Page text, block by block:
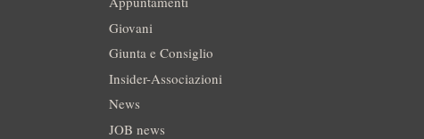
Giovani
Giunta e Consiglio
Insider-Associazioni
News
JOB news